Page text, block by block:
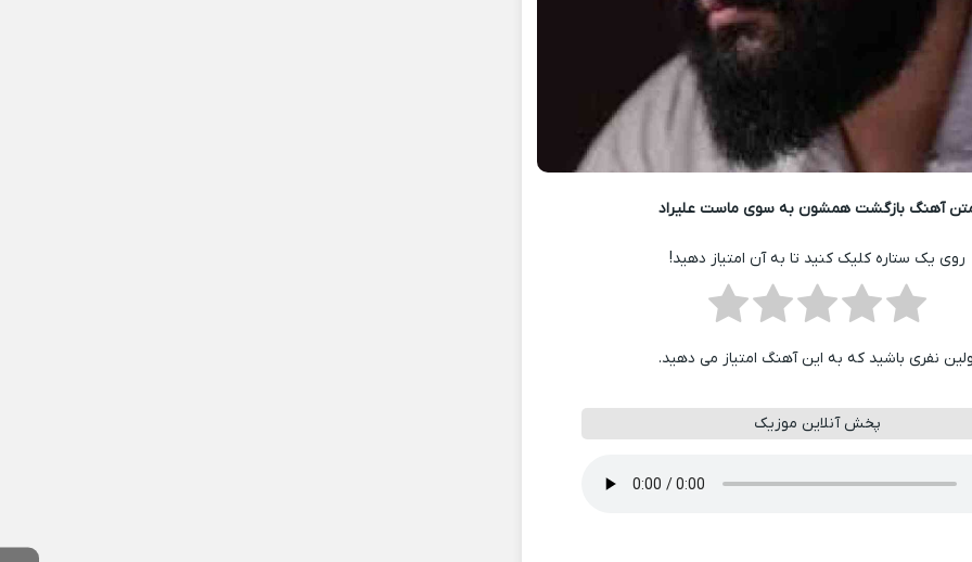
آهنگ بازگشت همشون به سوی ماست علیراد
روی یک ستاره کلیک کنید تا به آن امتیاز دهید!
نفری باشید که به این آهنگ امتیاز می دهید.
پخش آنلاین موزیک